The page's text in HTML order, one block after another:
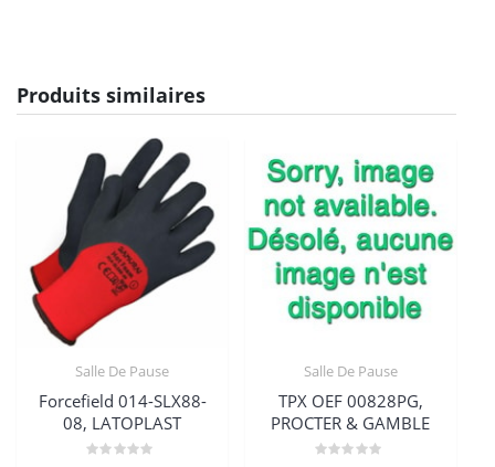
Produits similaires
Salle De Pause
Forcefield 014-SLX88-
08, LATOPLAST
Salle De Pause
TPX OEF 00828PG,
PROCTER & GAMBLE